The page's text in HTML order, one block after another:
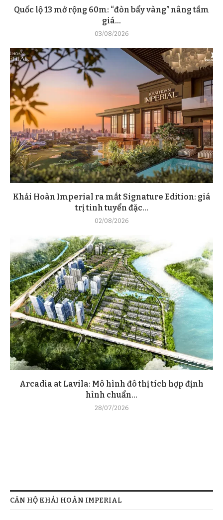
Quốc lộ 13 mở rộng 60m: “đòn bẩy vàng” nâng tầm
giá...
03/08/2026
Khải Hoàn Imperial ra mắt Signature Edition: giá
trị tinh tuyển đặc...
02/08/2026
Arcadia at Lavila: Mô hình đô thị tích hợp định
hình chuẩn...
28/07/2026
CĂN HỘ KHẢI HOÀN IMPERIAL